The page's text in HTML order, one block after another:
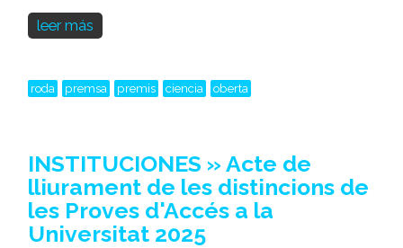
leer más
roda premsa premis ciencia oberta
INSTITUCIONES » Acte de
lliurament de les distincions de
les Proves d'Accés a la
Universitat 2025